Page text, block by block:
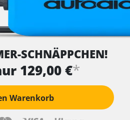
SCHNÄPPCHEN!
129,00 €*
Warenkorb